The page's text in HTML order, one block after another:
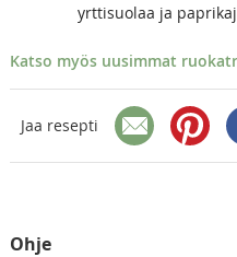
yrttisuolaa ja
Katso myös uusimmat
Jaa resepti
Ohje